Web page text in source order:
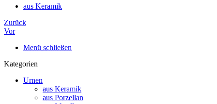
aus Keramik
Zurück
Vor
Menü schließen
Kategorien
Urnen
aus Keramik
aus Porzellan